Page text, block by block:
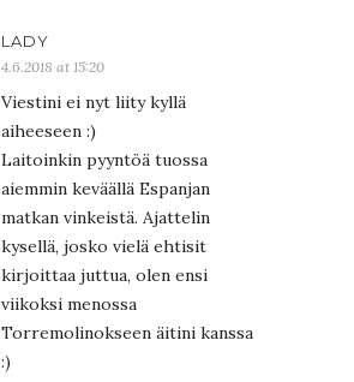
LADY
4.6.2018 at 15:20
Viestini ei nyt liity kyllä
aiheeseen :)
Laitoinkin pyyntöä tuossa
aiemmin keväällä Espanjan
matkan vinkeistä. Ajattelin
kysellä, josko vielä ehtisit
kirjoittaa juttua, olen ensi
viikoksi menossa
Torremolinokseen äitini kanssa
:)